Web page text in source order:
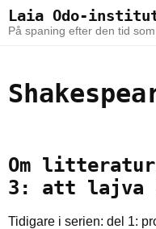
Skip to the content
Skip to the main menu
Laia Odo-
På spaning efter den tid
Om
3: att lajva
Tidigare i serien: del 1: